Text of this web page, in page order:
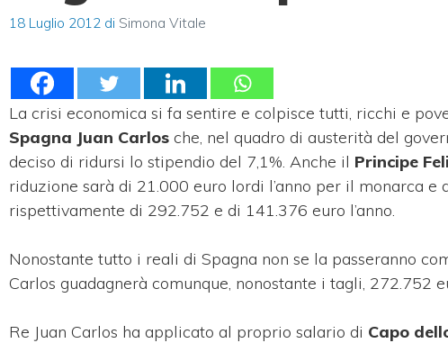
18 Luglio 2012 di Simona Vitale
La crisi economica si fa sentire e colpisce tutti, ricchi e
Spagna Juan Carlos che, nel quadro di austerità del
deciso di ridursi lo stipendio del 7,1%. Anche il Principe
riduzione sarà di 21.000 euro lordi l’anno per il monarca e
rispettivamente di 292.752 e di 141.376 euro l’anno.
Nonostante tutto i reali di Spagna non se la passeranno
Carlos guadagnerà comunque, nonostante i tagli, 272.752
Re Juan Carlos ha applicato al proprio salario di Capo